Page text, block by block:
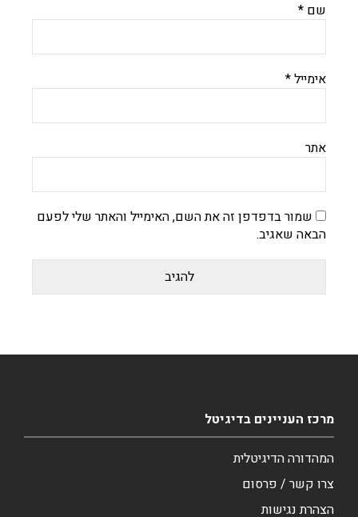
שם *
אימייל*
אתר
שמור בדפדפן זה את השם, האימייל והאתר שלי לפעם
הבאה שאגיב.
מרכז העניינים בדיגיטל
המהדורה הדיגיטלית
צרו קשר / פרסום
הצהרת נגישות